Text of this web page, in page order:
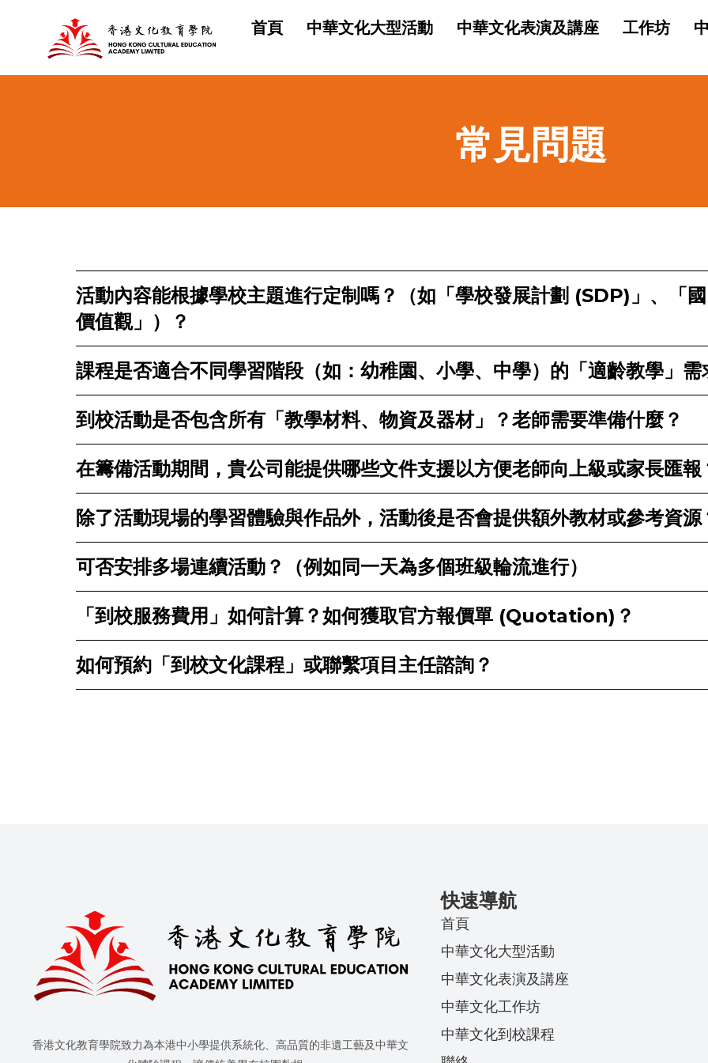
首頁 中華文化大型活動 中華文化表演及講座 工作坊
常見問題
活動內容能根據學校主題進行定制嗎？（如「學校發展計劃 (SDP)」、「
價值觀」）？
課程是否適合不同學習階段（如：幼稚園、小學、中學）的「適齡教學」需
到校活動是否包含所有「教學材料、物資及器材」？老師需要準備什麼？
在籌備活動期間，貴公司能提供哪些文件支援以方便老師向上級或家長匯報
除了活動現場的學習體驗與作品外，活動後是否會提供額外教材或參考資源
可否安排多場連續活動？（例如同一天為多個班級輪流進行）
「到校服務費用」如何計算？如何獲取官方報價單 (Quotation)？
如何預約「到校文化課程」或聯繫項目主任諮詢？
香港文化教育學院致力為本港中小學提供系統化、高品質的非遺工藝及中華文
快速導航
首頁
中華文化大型活動
中華文化表演及講座
中華文化工作坊
中華文化到校課程